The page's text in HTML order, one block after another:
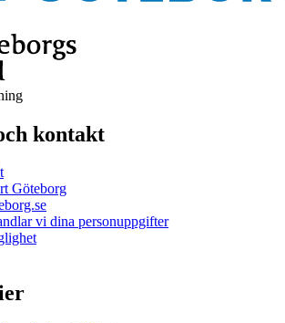
kontakt
Göteborg
vi dina personuppgifter